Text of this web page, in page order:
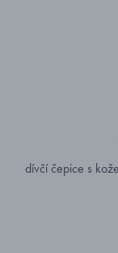
dívčí čepice s